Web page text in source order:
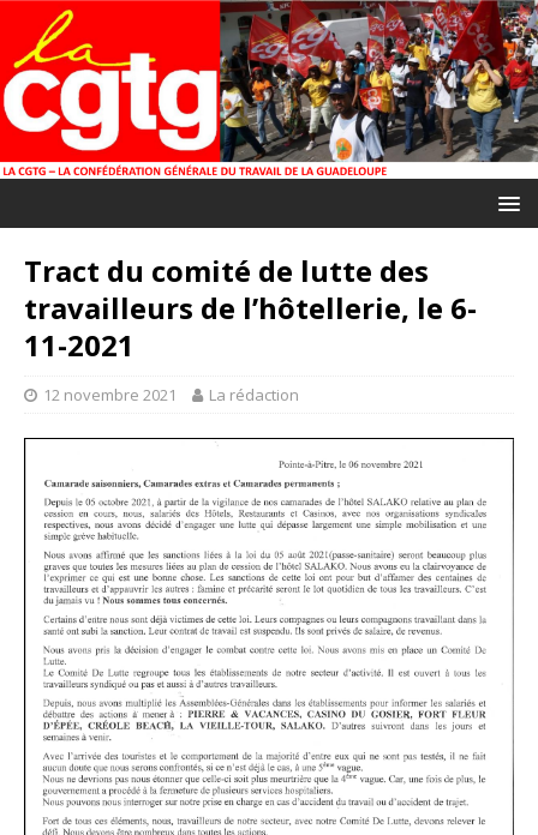
Tract du comité de lutte des
travailleurs de l’hôtellerie, le 6-
11-2021
12 novembre 2021 La rédaction